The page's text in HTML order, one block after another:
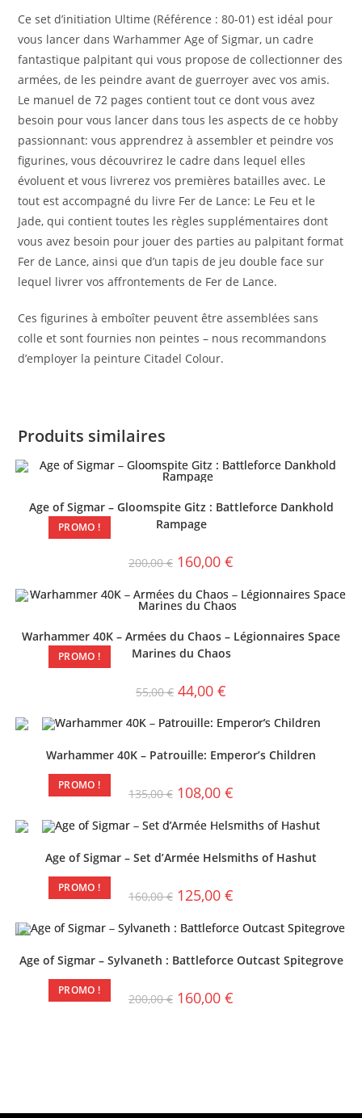
Ce set d’initiation Ultime (Référence : 80-01) est idéal pour
vous lancer dans Warhammer Age of Sigmar, un cadre
fantastique palpitant qui vous propose de collectionner des
armées, de les peindre avant de guerroyer avec vos amis.
Le manuel de 72 pages contient tout ce dont vous avez
besoin pour vous lancer dans tous les aspects de ce hobby
passionnant: vous apprendrez à assembler et peindre vos
figurines, vous découvrirez le cadre dans lequel elles
évoluent et vous livrerez vos premières batailles avec. Le
tout est accompagné du livre Fer de Lance: Le Feu et le
Jade, qui contient toutes les règles supplémentaires dont
vous avez besoin pour jouer des parties au palpitant format
Fer de Lance, ainsi que d’un tapis de jeu double face sur
lequel livrer vos affrontements de Fer de Lance.
Ces figurines à emboîter peuvent être assemblées sans
colle et sont fournies non peintes – nous recommandons
d’employer la peinture Citadel Colour.
Produits similaires
PROMO !
Age of Sigmar – Gloomspite Gitz : Battleforce Dankhold
Rampage
200,00€ 160,00 €
PROMO !
Warhammer 40K – Armées du Chaos – Légionnaires Space
Marines du Chaos
55,00€ 44,00 €
PROMO !
Warhammer 40K – Patrouille: Emperor’s Children
135,00€ 108,00 €
PROMO !
Age of Sigmar – Set d’Armée Helsmiths of Hashut
160,00€ 125,00 €
PROMO !
Age of Sigmar – Sylvaneth : Battleforce Outcast Spitegrove
200,00€ 160,00 €